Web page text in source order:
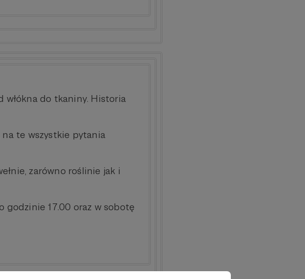
włókna do tkaniny. Historia
te wszystkie pytania
zarówno roślinie jak i
godzinie 17.00 oraz w sobotę